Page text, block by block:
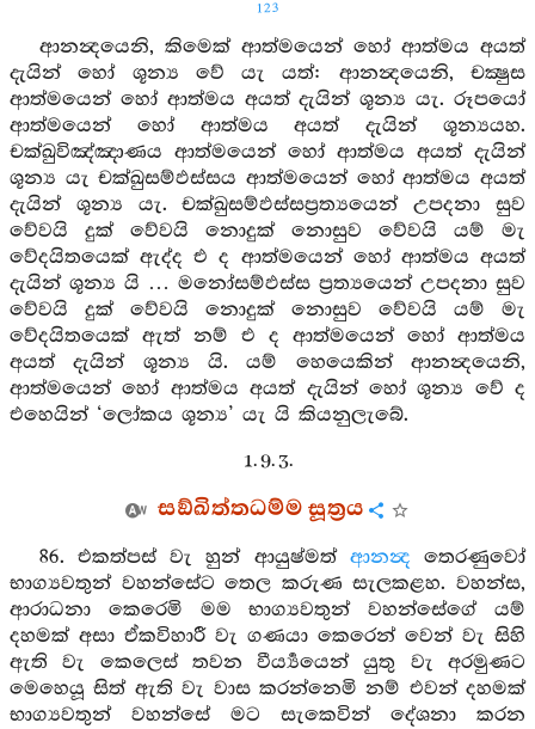
123
ආනන්‍දයෙනි, කිමෙක් ආත්මයෙන් හෝ ආත්මය අයත්
දැයින් හෝ ශූන්‍ය වේ යැ යත්: ආනන්‍දයෙනි, චක්‍ෂුස
ආත්මයෙන් හෝ ආත්මය අයත් දැයින් ශූන්‍ය යැ. රූපයෝ
ආත්මයෙන් හෝ ආත්මය අයත් දැයින් ශූන්‍යයහ.
චක්ඛුවිඤ්ඤාණය ආත්මයෙන් හෝ ආත්මය අයත් දැයින්
ශූන්‍ය යැ චක්ඛුසම්ඵස්සය ආත්මයෙන් හෝ ආත්මය අයත්
දැයින් ශූන්‍ය යැ. චක්ඛුසම්ඵස්සප්‍රත්‍යයෙන් උපදනා සුව
වේවයි දුක් වේවයි නොදුක් නොසුව වේවයි යම් මැ
වේදයිතයෙක් ඇද්ද එ ද ආත්මයෙන් හෝ ආත්මය අයත්
දැයින් ශූන්‍ය යි … මනෝසම්ඵස්ස ප්‍රත්‍යයෙන් උපදනා සුව
වේවයි දුක් වේවයි නොදුක් නොසුව වේවයි යම් මැ
වේදයිතයෙක් ඇත් නම් එ ද ආත්මයෙන් හෝ ආත්මය
අයත් දැයින් ශූන්‍ය යි. යම් හෙයෙකින් ආනන්‍දයෙනි,
ආත්මයෙන් හෝ ආත්මය අයත් දැයින් හෝ ශූන්‍ය වේ ද
එහෙයින් ‘ලෝකය ශූන්‍ය’ යැ යි කියනුලැබේ.
1. 9. 3.
සඞ්ඛිත්තධම්ම සූත්‍රය
86. එකත්පස් වැ හුන් ආයුෂ්මත් ආනන්‍ද තෙරණුවෝ
භාග්‍යවතුන් වහන්සේට තෙල කරුණ සැලකළහ. වහන්ස,
ආරාධනා කෙරෙමි මම භාග්‍යවතුන් වහන්සේගේ යම්
දහමක් අසා ඒකවිහාරී වැ ගණයා කෙරෙන් වෙන් වැ සිහි
ඇති වැ කෙලෙස් තවන වීර්‍ය්‍යයෙන් යුතු වැ අරමුණට
මෙහෙයූ සිත් ඇති වැ වාස කරන්නෙමි නම් එවන් දහමක්
භාග්‍යවතුන් වහන්සේ මට සැකෙවින් දේශනා කරන